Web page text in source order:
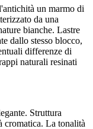
un marmo di
da una
bianche. Lastre
dallo stesso blocco,
differenze di
naturali resinati
Struttura
cromatica. La tonalità